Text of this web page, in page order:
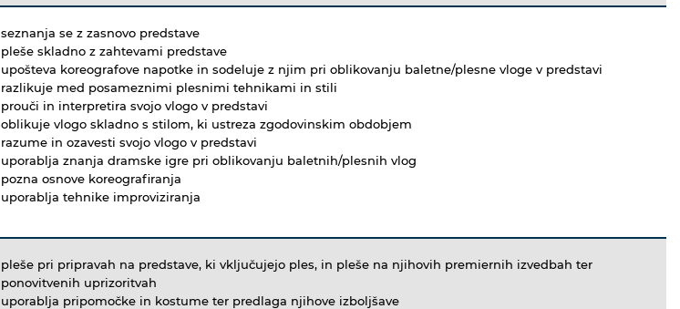
seznanja se z zasnovo predstave
pleše skladno z zahtevami predstave
upošteva koreografove napotke in sodeluje z njim pri oblikovanju baletne/plesne vloge v predstavi
razlikuje med posameznimi plesnimi tehnikami in stili
prouči in interpretira svojo vlogo v predstavi
oblikuje vlogo skladno s stilom, ki ustreza zgodovinskim obdobjem
razume in ozavesti svojo vlogo v predstavi
uporablja znanja dramske igre pri oblikovanju baletnih/plesnih vlog
pozna osnove koreografiranja
uporablja tehnike improviziranja
pleše pri pripravah na predstave, ki vključujejo ples, in pleše na njihovih premiernih izvedbah ter
ponovitvenih uprizoritvah
uporablja pripomočke in kostume ter predlaga njihove izboljšave